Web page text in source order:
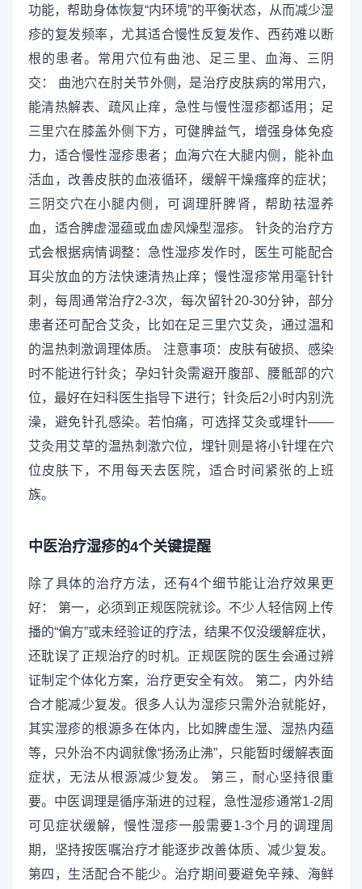
功能，帮助身体恢复“内环境”的平衡状态，从而减少湿
疹的复发频率，尤其适合慢性反复发作、西药难以断
根的患者。常用穴位有曲池、足三里、血海、三阴
交： 曲池穴在肘关节外侧，是治疗皮肤病的常用穴，
能清热解表、疏风止痒，急性与慢性湿疹都适用；足
三里穴在膝盖外侧下方，可健脾益气，增强身体免疫
力，适合慢性湿疹患者；血海穴在大腿内侧，能补血
活血，改善皮肤的血液循环，缓解干燥瘙痒的症状；
三阴交穴在小腿内侧，可调理肝脾肾，帮助祛湿养
血，适合脾虚湿蕴或血虚风燥型湿疹。 针灸的治疗方
式会根据病情调整：急性湿疹发作时，医生可能配合
耳尖放血的方法快速清热止痒；慢性湿疹常用毫针针
刺，每周通常治疗2-3次，每次留针20-30分钟，部分
患者还可配合艾灸，比如在足三里穴艾灸，通过温和
的温热刺激调理体质。 注意事项：皮肤有破损、感染
时不能进行针灸；孕妇针灸需避开腹部、腰骶部的穴
位，最好在妇科医生指导下进行；针灸后2小时内别洗
澡，避免针孔感染。若怕痛，可选择艾灸或埋针——
艾灸用艾草的温热刺激穴位，埋针则是将小针埋在穴
位皮肤下，不用每天去医院，适合时间紧张的上班
族。
中医治疗湿疹的4个关键提醒
除了具体的治疗方法，还有4个细节能让治疗效果更
好： 第一，必须到正规医院就诊。不少人轻信网上传
播的“偏方”或未经验证的疗法，结果不仅没缓解症状，
还耽误了正规治疗的时机。正规医院的医生会通过辨
证制定个体化方案，治疗更安全有效。 第二，内外结
合才能减少复发。很多人认为湿疹只需外治就能好，
其实湿疹的根源多在体内，比如脾虚生湿、湿热内蕴
等，只外治不内调就像“扬汤止沸”，只能暂时缓解表面
症状，无法从根源减少复发。 第三，耐心坚持很重
要。中医调理是循序渐进的过程，急性湿疹通常1-2周
可见症状缓解，慢性湿疹一般需要1-3个月的调理周
期，坚持按医嘱治疗才能逐步改善体质、减少复发。
第四，生活配合不能少。治疗期间要避免辛辣、海鲜